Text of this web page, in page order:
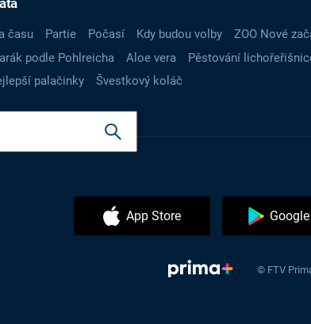
času Partie Počasí Kdy budou volby
ZOO Nové
podle Pohlreicha Aloe vera
Pěstování
palačinky Švestkový koláč
App Store
© FTV